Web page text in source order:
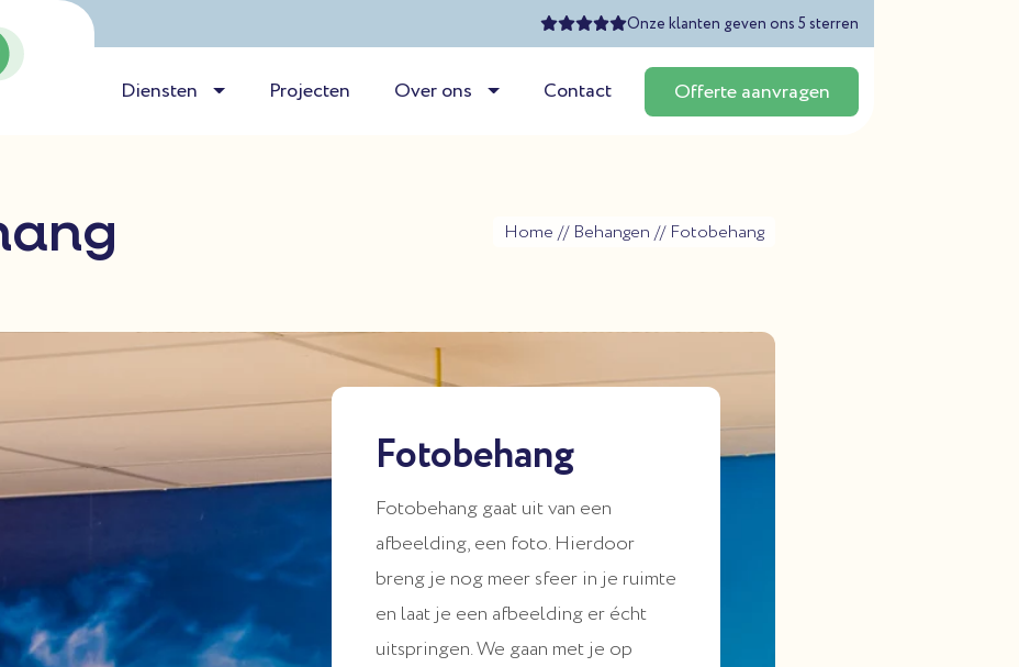
Onze klanten geven ons 5 sterren
Diensten Projecten Over ons Contact Offerte aanvragen
Home // Behangen // Fotobehang
Fotobehang
Fotobehang gaat uit van een
afbeelding, een foto. Hierdoor
breng je nog meer sfeer in je ruimte
en laat je een afbeelding er écht
uitspringen. We gaan met je op